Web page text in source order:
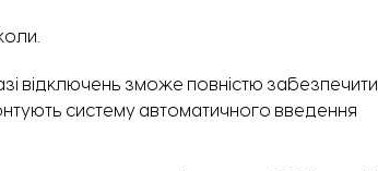
відключень зможе повністю забезпечити
систему автоматичного введення